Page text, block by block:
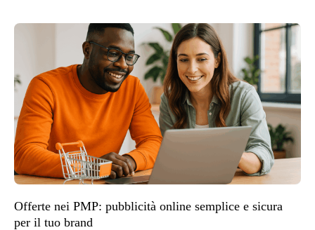
Offerte nei PMP: pubblicità online semplice e sicura
per il tuo brand